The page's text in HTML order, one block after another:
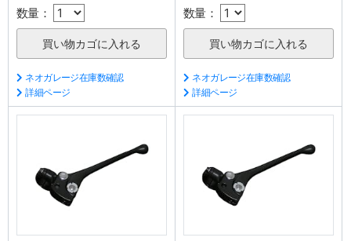
数量：
ネオガレージ在庫数確認
詳細ページ
数量：
ネオガレージ在庫数確認
詳細ページ